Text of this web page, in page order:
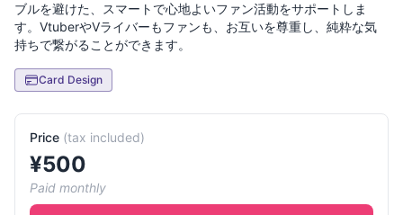
ブルを避けた、スマートで心地よいファン活動をサポートしま
す。VtuberやVライバーもファンも、お互いを尊重し、純粋な気
Card Design
Price (tax included)
¥500
Paid monthly